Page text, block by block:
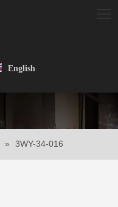
English
» 3WY-34-016